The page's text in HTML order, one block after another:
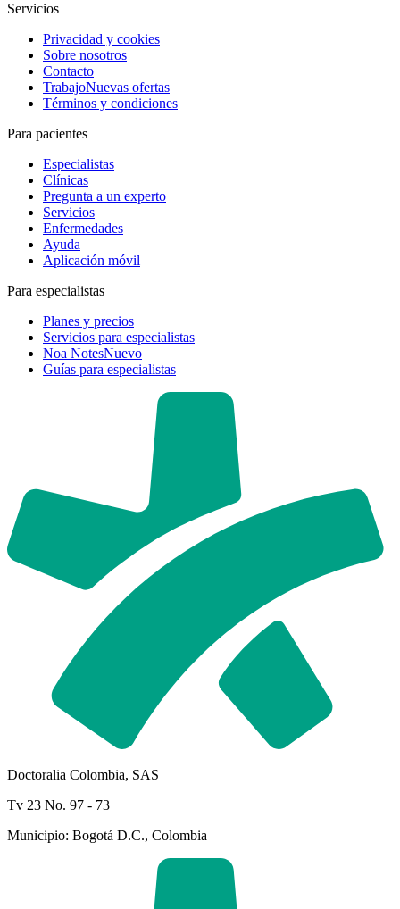
Servicios
Privacidad y cookies
Sobre nosotros
Contacto
TrabajoNuevas ofertas
Términos y condiciones
Para pacientes
Especialistas
Clínicas
Pregunta a un experto
Servicios
Enfermedades
Ayuda
Aplicación móvil
Para especialistas
Planes y precios
Servicios para especialistas
Noa NotesNuevo
Guías para especialistas
Doctoralia Colombia, SAS
Tv 23 No. 97 - 73
Municipio: Bogotá D.C., Colombia